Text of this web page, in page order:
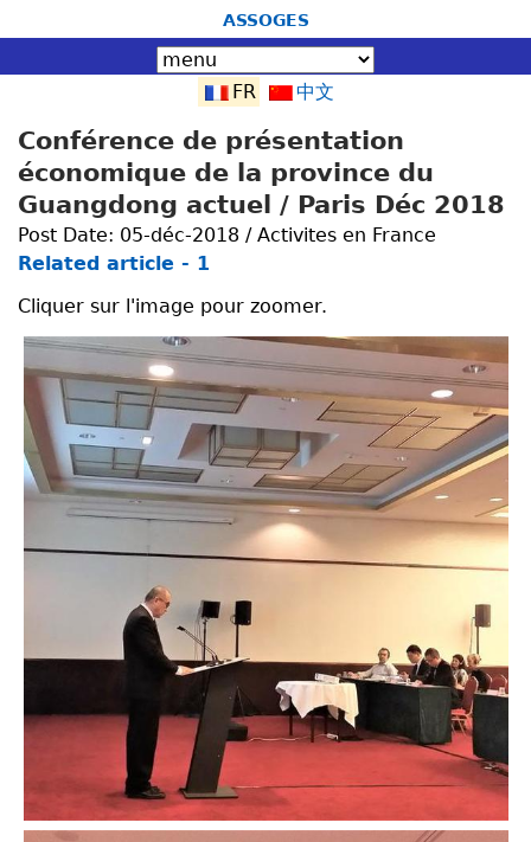
Jump to navigation
ASSOGES
FR 中文
Conférence de présentation
économique de la province du
Guangdong actuel / Paris Déc 2018
Post Date: 05-déc-2018 / Activites en France
Related article - 1
Cliquer sur l'image pour zoomer.